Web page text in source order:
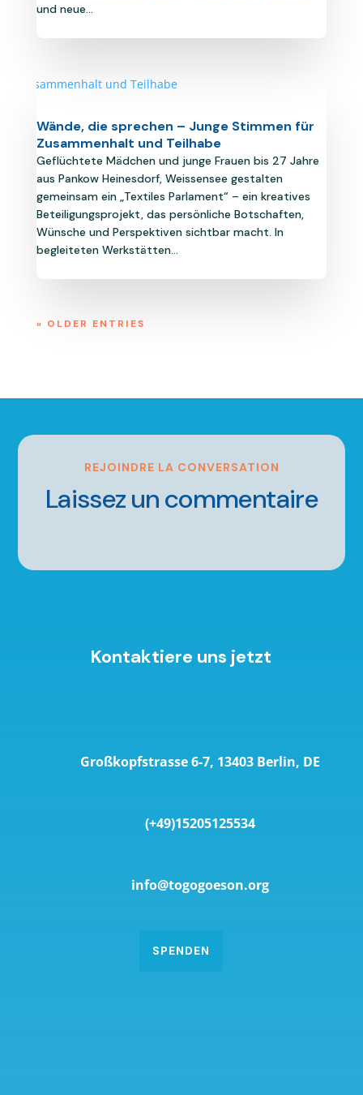
und neue...
Wände, die sprechen – Junge Stimmen für
Zusammenhalt und Teilhabe
Geflüchtete Mädchen und junge Frauen bis 27 Jahre
aus Pankow Heinesdorf, Weissensee gestalten
gemeinsam ein „Textiles Parlament“ – ein kreatives
Beteiligungsprojekt, das persönliche Botschaften,
Wünsche und Perspektiven sichtbar macht. In
begleiteten Werkstätten...
« OLDER ENTRIES
REJOINDRE LA CONVERSATION
Laissez un commentaire
Kontaktiere uns jetzt
Großkopfstrasse 6-7, 13403 Berlin, DE
(+49)15205125534
info@togogoeson.org
SPENDEN